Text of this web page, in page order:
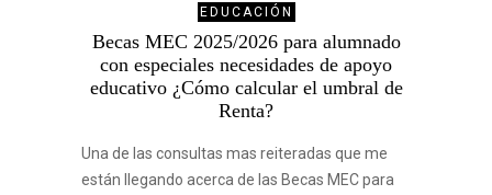
EDUCACIÓN
Becas MEC 2025/2026 para alumnado
con especiales necesidades de apoyo
educativo ¿Cómo calcular el umbral de
Renta?
Una de las consultas mas reiteradas que me
están llegando acerca de las Becas MEC para